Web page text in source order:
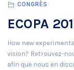
CONGRÈS
ECOPA
How new
vision? Retrouvez-
afin que nous en